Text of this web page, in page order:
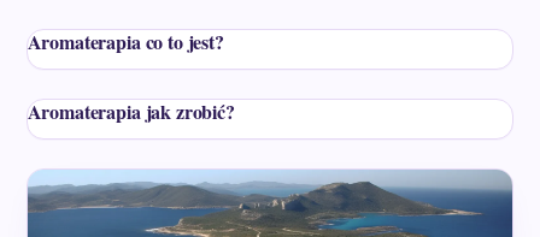
Aromaterapia co to jest?
Aromaterapia jak zrobić?